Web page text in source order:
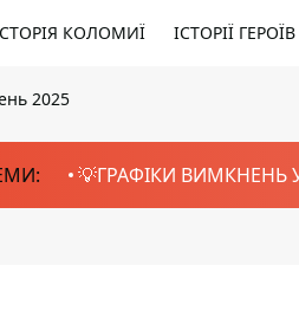
КОЛОМИЇ ІСТОРІЇ ГЕРОЇВ
2025
💡ГРАФІКИ ВИМКНЕНЬ